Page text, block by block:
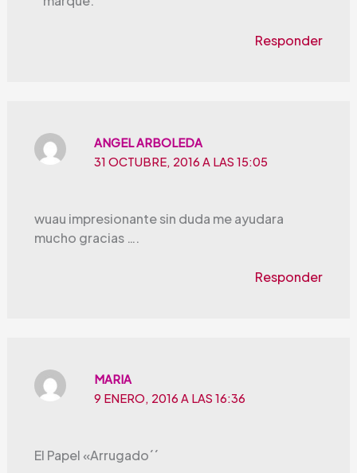
Responder
ANGEL ARBOLEDA
31 OCTUBRE, 2016 A LAS 15:05
wuau impresionante sin duda me ayudara
mucho gracias ….
Responder
MARIA
9 ENERO, 2016 A LAS 16:36
El Papel «Arrugado´´